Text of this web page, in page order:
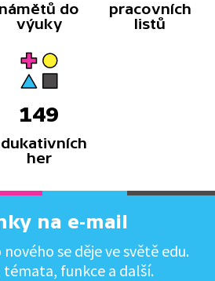
námětů do
výuky
pracovních
listů
149
her
na e-mail
se děje ve světě edu.
témata, funkce a další.